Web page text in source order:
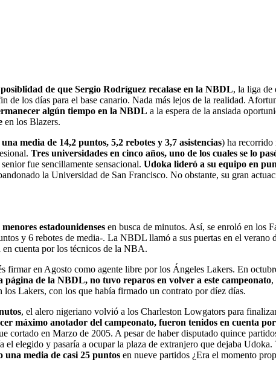
de que Sergio Rodríguez recalase en la NBDL, la liga de
de los días para el base canario. Nada más lejos de la realidad.
algún tiempo en la NBDL a la espera de la ansiada
en los Blazers.
media de 14,2 puntos, 5,2 rebotes y 3,7 asistencias) ha recorrido
Tres universidades en cinco años, uno de los cuales se lo
fue sencillamente sensacional. Udoka lideró a su equipo en
la Universidad de San Francisco. No obstante, su gran
estadounidenses en busca de minutos. Así, se enroló en los
y 6 rebotes de media-. La NBDL llamó a sus puertas en el verano
en cuenta por los técnicos de la NBA.
firmar en Agosto como agente libre por los Ángeles Lakers. En
de la NBDL, no tuvo reparos en volver a este campeonato,
Lakers, con los que había firmado un contrato por díez días.
, el alero nigeriano volvió a los Charleston Lowgators para
máximo anotador del campeonato, fueron tenidos en cuenta
cortado en Marzo de 2005. A pesar de haber disputado quince
elegido y pasaría a ocupar la plaza de extranjero que dejaba Udoka.
media de casi 25 puntos en nueve partidos ¿Era el momento